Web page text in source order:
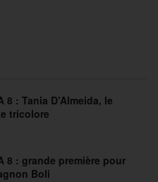
8 : Tania D’Almeida, le
tricolore
8 : grande première pour
Boli